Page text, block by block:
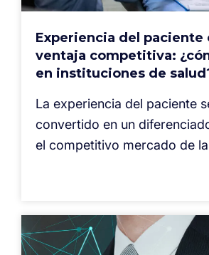
Experiencia del paciente
ventaja competitiva:
en instituciones de
La experiencia del paciente
convertido en un
el competitivo mercado de